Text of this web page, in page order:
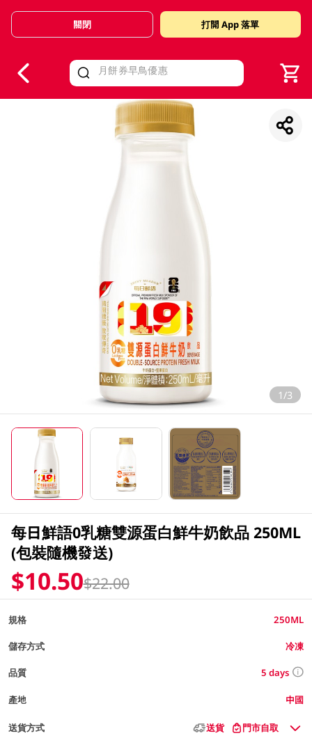
Valid Until 30 June 2026
關閉 打開 App 落單
1/3
每日鮮語0乳糖雙源蛋白鮮牛奶飲品 250ML
(包裝隨機發送)
$10.50$22.00
規格 250ML
儲存方式 冷凍
品質 5 days
產地 中國
送貨方式 送貨 門市自取